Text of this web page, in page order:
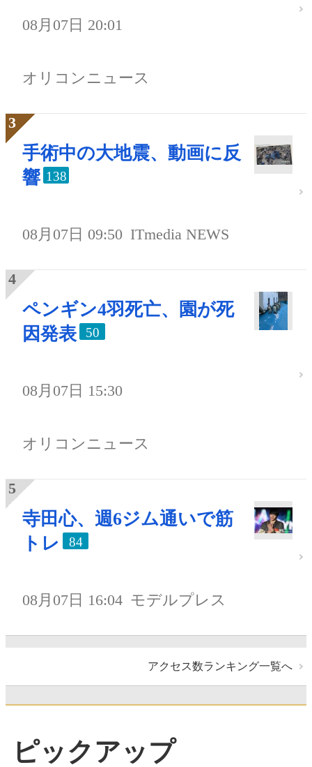
08月07日 20:01
オリコンニュース
手術中の大地震、動画に反
響 138
08月07日 09:50 ITmedia NEWS
ペンギン4羽死亡、園が死
因発表
50
08月07日 15:30
オリコンニュース
寺田心、週6ジム通いで筋
トレ
84
08月07日 16:04 モデルプレス
アクセス数ランキング一覧へ
ピックアップ